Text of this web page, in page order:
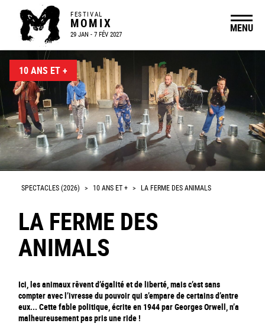
FESTIVAL
MOMIX
29 JAN - 7 FÉV 2027
MENU
10 ANS ET +
SPECTACLES (2026) > 10 ANS ET + > LA FERME DES ANIMALS
LA FERME DES
ANIMALS
Ici, les animaux rêvent d’égalité et de liberté, mais c’est sans
compter avec l’ivresse du pouvoir qui s’emparede certains d’entre
eux... Cette fable politique,écrite en 1944 par Georges Orwell, n’a
malheureusement pas pris une ride !